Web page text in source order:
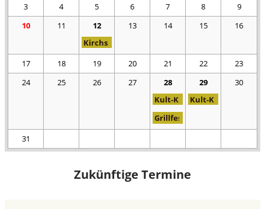
3
4 5 6 7 8
9
10
11
12
Kirchspieler-Seniorentour 2026
13 14 15 16
17 18 19 20 21 22
23
24
25 26 27
28
Kult-Klassiker "Mini" auf der
Grillfest des Barbara Vereins
29
Kult-Klassiker
30
31
Zukünftige Termine